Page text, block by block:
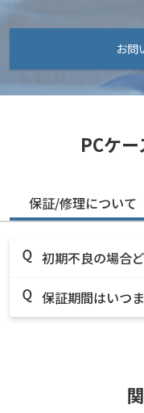
お問
PCケ
保証/修理について
初期不良の場合
保証期間はいつ